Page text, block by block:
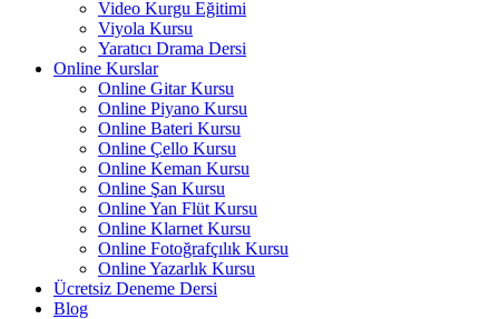
Video Kurgu Eğitimi
Viyola Kursu
Yaratıcı Drama Dersi
Online Kurslar
Online Gitar Kursu
Online Piyano Kursu
Online Bateri Kursu
Online Çello Kursu
Online Keman Kursu
Online Şan Kursu
Online Yan Flüt Kursu
Online Klarnet Kursu
Online Fotoğrafçılık Kursu
Online Yazarlık Kursu
Ücretsiz Deneme Dersi
Blog